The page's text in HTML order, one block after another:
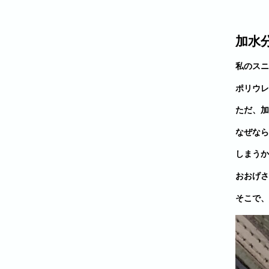
加水
私のス
ポリウ
ただ、
なぜな
しまう
おおげ
そこで、